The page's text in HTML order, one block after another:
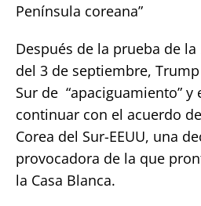
Península coreana”
Después de la prueba de
del 3 de septiembre,
Sur de “apaciguamiento”
continuar con el acuerdo
Corea del Sur-EEUU, una
provocadora de la que
la Casa Blanca.